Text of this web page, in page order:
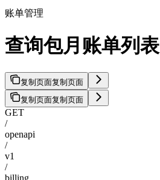
账单管理
查询包月账单列表
复制页面复制页面
复制页面复制页面
GET
/
openapi
/
v1
/